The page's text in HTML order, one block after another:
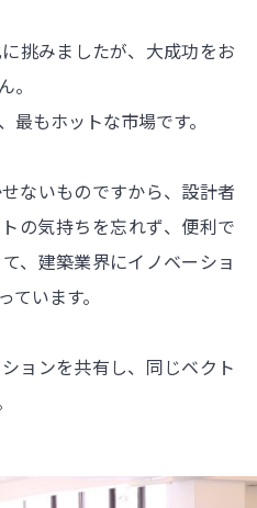
挑みましたが、大成功をお
。
もホットな市場です。
ないものですから、設計者
の気持ちを忘れず、便利で
、建築業界にイノベーショ
います。
ョンを共有し、同じベクト